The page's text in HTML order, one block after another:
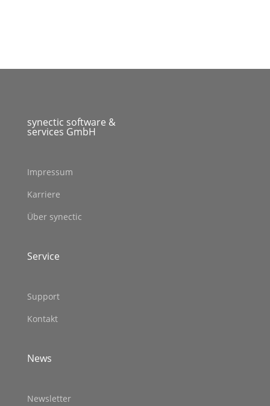
synectic software &
services GmbH
Impressum
Karriere
Über synectic
Service
Support
Kontakt
News
Newsletter